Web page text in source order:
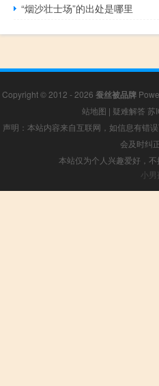
“烟沙壮士场”的出处是哪里
Copyright © 2012 - 2026 蚕丝被品牌
站地图 | 疑难解答 苏
声明：本站内容来自互联网，如信息有错
会及时纠
本站仅为个人兴趣爱好，
小男